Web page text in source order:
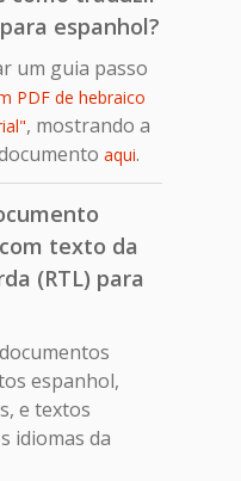
espanhol?
um guia passo
PDF de hebraico
, mostrando a
aqui.
texto da
(RTL) para
espanhol,
e textos
idiomas da